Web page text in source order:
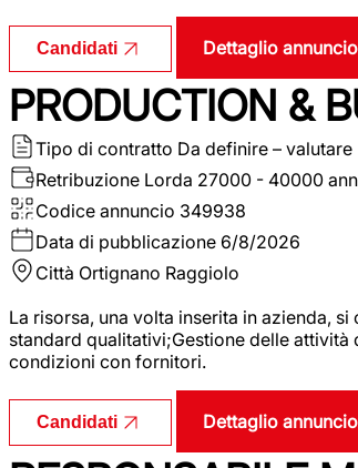
Candidati Dettaglio annuncio
PRODUCTION &
Tipo di contratto Da definire – valutare
Retribuzione Lorda 27000 - 40000
Codice annuncio 349938
Data di pubblicazione 6/8/2026
Città Ortignano Raggiolo
La risorsa, una volta inserita in azienda,
standard qualitativi;Gestione delle
condizioni con fornitori.
Candidati Dettaglio annuncio